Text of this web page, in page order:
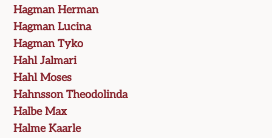
Hagman Herman
Hagman Lucina
Hagman Tyko
Hahl Jalmari
Hahl Moses
Hahnsson Theodolinda
Halbe Max
Halme Kaarle